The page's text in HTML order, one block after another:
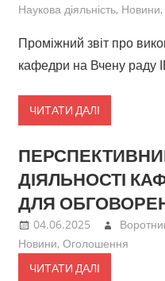
Наукова діяльність, Новини,
Проміжний звіт про
кафедри на Вчену раду
ЧИТАТИ ДАЛІ
ДІЯЛЬНОСТІ
ДЛЯ
04.06.2025
Новини, Оголошення
ЧИТАТИ ДАЛІ